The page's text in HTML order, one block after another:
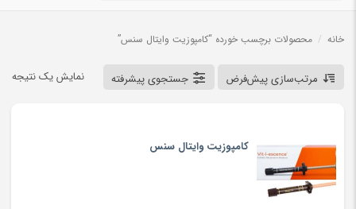
خانه / محصولات برچسب خورده “کامپوزیت وایتال سنس”
نمایش یک نتیجه مرتب‌سازی پیش‌فرض جستجوی پیشرفته
کامپوزیت وایتال سنس